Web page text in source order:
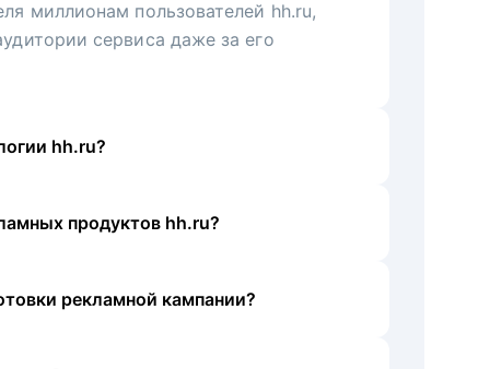
миллионам пользователей hh.ru,
сервиса даже за его
hh.ru?
продуктов hh.ru?
рекламной кампании?